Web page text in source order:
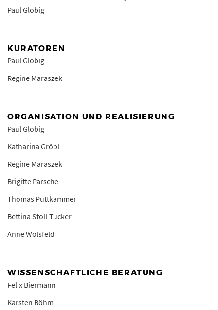
Paul Globig
KURATOREN
Paul Globig
Regine Maraszek
ORGANISATION UND REALISIERUNG
Paul Globig
Katharina Gröpl
Regine Maraszek
Brigitte Parsche
Thomas Puttkammer
Bettina Stoll-Tucker
Anne Wolsfeld
WISSENSCHAFTLICHE BERATUNG
Felix Biermann
Karsten Böhm